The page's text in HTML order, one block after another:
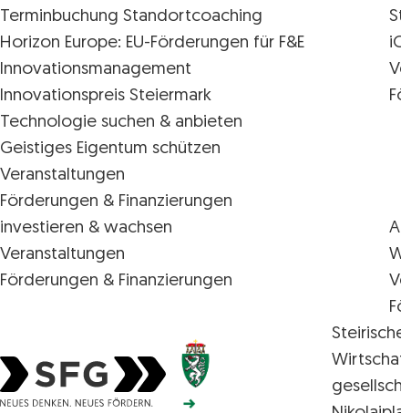
Terminbuchung Standortcoaching
Horizon Europe: EU-Förderungen für F&E
Innovations­management
Innovationspreis Steiermark
Technologie suchen & anbieten
Geistiges Eigentum schützen
Veranstaltungen
Förderungen & Finanzierungen
investieren & wachsen
Veranstaltungen
Förderungen & Finanzierungen